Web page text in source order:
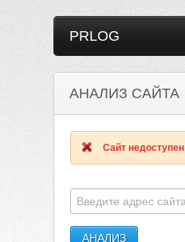
PRLOG
АНАЛИЗ САЙТА
Сайт недоступен